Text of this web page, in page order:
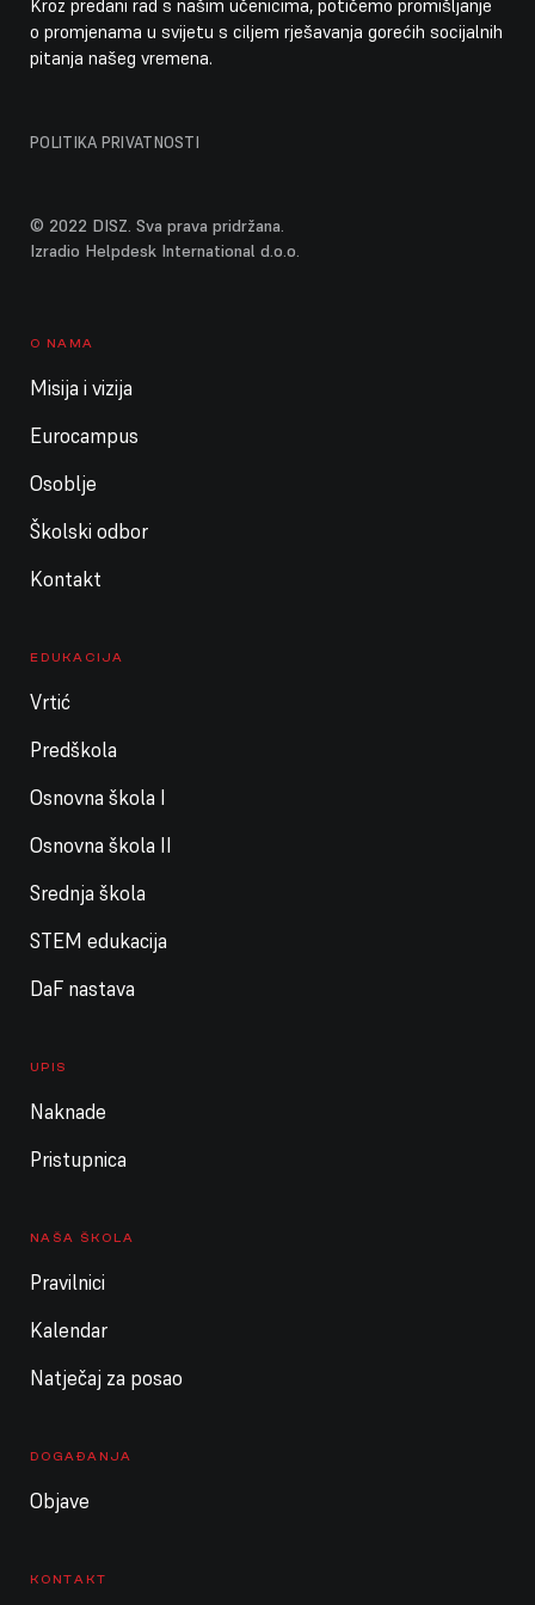
Kroz predani rad s našim učenicima, potičemo promišljanje
o promjenama u svijetu s ciljem rješavanja gorećih socijalnih
pitanja našeg vremena.
POLITIKA PRIVATNOSTI
© 2022 DISZ. Sva prava pridržana.
Izradio Helpdesk International d.o.o.
O NAMA
Misija i vizija
Eurocampus
Osoblje
Školski odbor
Kontakt
EDUKACIJA
Vrtić
Predškola
Osnovna škola I
Osnovna škola II
Srednja škola
STEM edukacija
DaF nastava
UPIS
Naknade
Pristupnica
NAŠA ŠKOLA
Pravilnici
Kalendar
Natječaj za posao
DOGAĐANJA
Objave
KONTAKT